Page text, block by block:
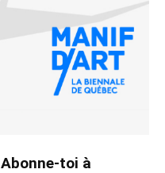
toi à